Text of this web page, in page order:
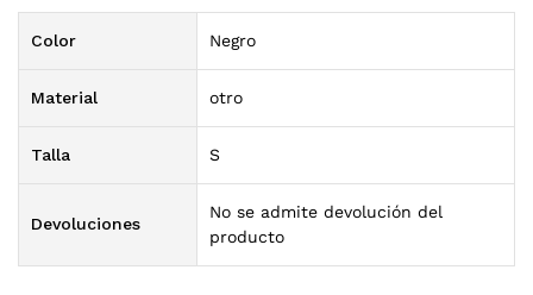
Color Negro
Material otro
Talla S
Devoluciones
No se admite devolución del
producto